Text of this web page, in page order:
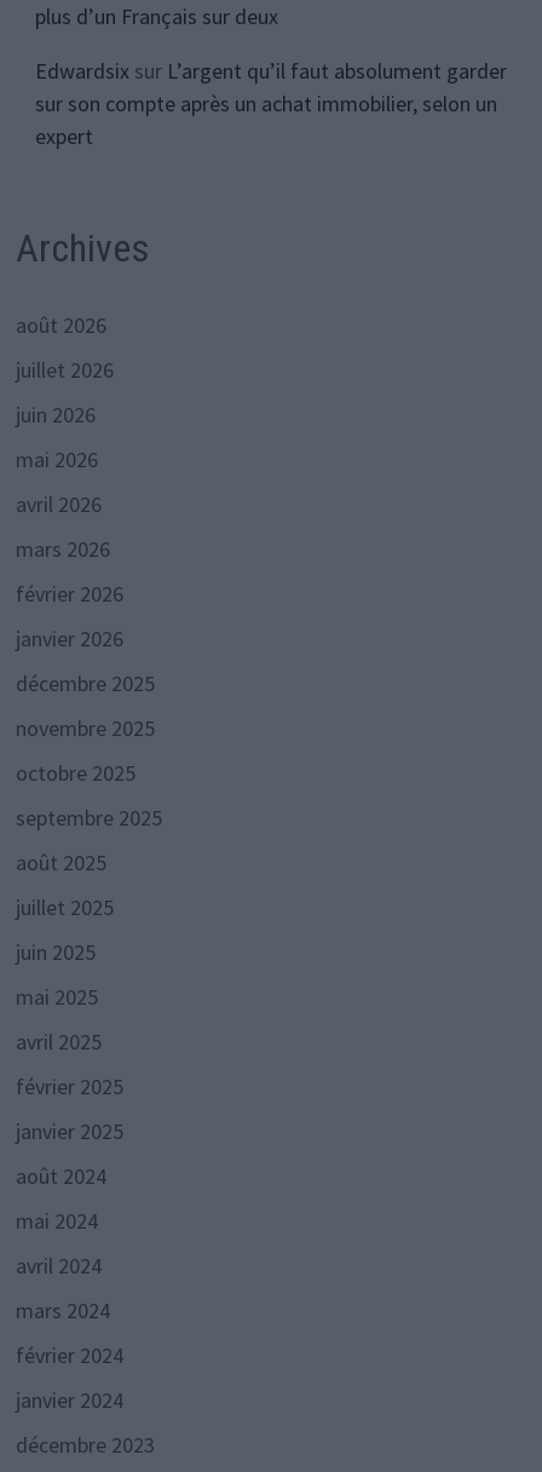
plus d’un Français sur deux
Edwardsix sur L’argent qu’il faut absolument garder
sur son compte après un achat immobilier, selon un
expert
Archives
août 2026
juillet 2026
juin 2026
mai 2026
avril 2026
mars 2026
février 2026
janvier 2026
décembre 2025
novembre 2025
octobre 2025
septembre 2025
août 2025
juillet 2025
juin 2025
mai 2025
avril 2025
février 2025
janvier 2025
août 2024
mai 2024
avril 2024
mars 2024
février 2024
janvier 2024
décembre 2023